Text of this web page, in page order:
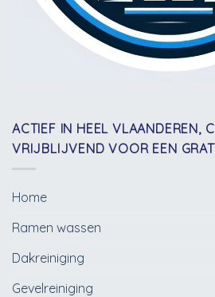
ACTIEF IN HEEL VLAANDEREN,
VRIJBLIJVEND VOOR EEN
Home
Ramen wassen
Dakreiniging
Gevelreiniging